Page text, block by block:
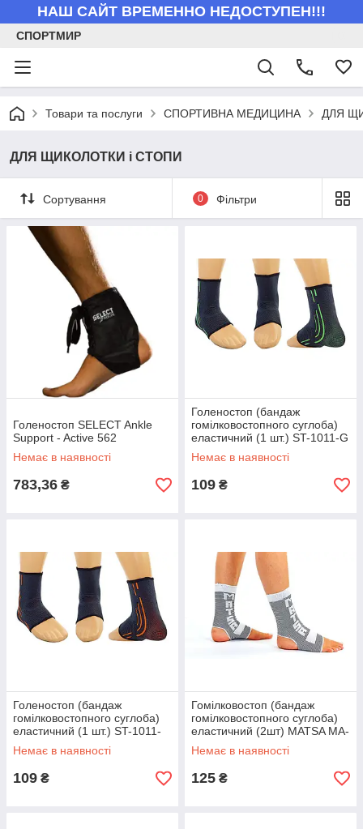
НАШ САЙТ ВРЕМЕННО НЕДОСТУПЕН!!!
СПОРТМИР
Товари та послуги СПОРТИВНА МЕДИЦИНА ДЛЯ
ДЛЯ ЩИКОЛОТКИ і СТОПИ
Сортування 0 Фільтри
Голеностоп SELECT Ankle
Support - Active 562
Немає в наявності
783,36 ₴
Голеностоп (бандаж
гомілковостопного суглоба)
еластичний (1 шт.) ST-1011-G
(S-XL, сірий-салатовий)
Немає в наявності
109 ₴
Голеностоп (бандаж
гомілковостопного суглоба)
еластичний (1 шт.) ST-1011-
OR (S-XL, сірий-
жовтогарячий)
Немає в наявності
109 ₴
Гомілковостоп (бандаж
гомілковостопного суглоба)
еластичний (2шт) MATSA MA-
0027 (р-р M-L, кольори в
асортименті)ртименті)
Немає в наявності
125 ₴